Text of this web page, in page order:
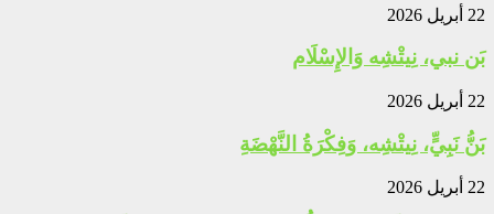
22 أبريل 2026
بَن نبي، نِيتْشِه وَالإِسْلَام
22 أبريل 2026
بَنُّ نَبِيٍّ، نِيتْشِه، وَفِكْرَةُ النَّهْضَةِ
22 أبريل 2026